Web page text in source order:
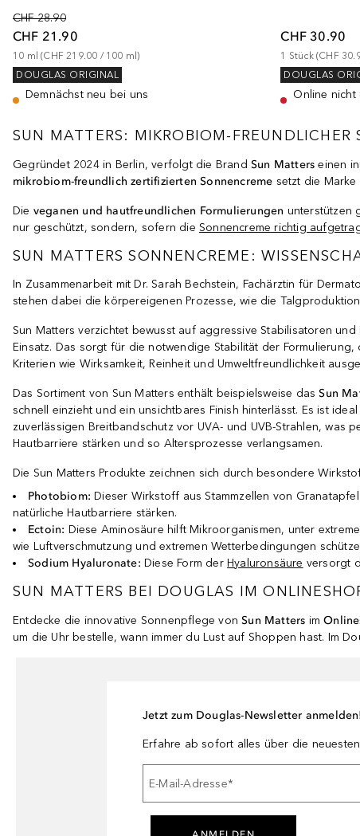
CHF 28.90
CHF 21.90
10 ml (CHF 219.00 / 100 ml)
DOUGLAS ORIGINAL
Demnächst neu bei uns
CHF 30.90
1 Stück (CHF
DOUGLAS
Online nicht
SUN MATTERS: MIKROBIOM-FREUNDLICHER
Gegründet 2024 in Berlin, verfolgt die BrandSun Matters einen
mikrobiom-freundlich zertifizierten Sonnencreme setzt die
Die veganen und hautfreundlichen Formulierungen unterstützen
nur geschützt, sondern, sofern dieSonnencreme richtig
SUN MATTERS SONNENCREME:
In Zusammenarbeit mit Dr. Sarah Bechstein, Fachärztin für
stehen dabei die körpereigenen Prozesse, wie die
Sun Matters verzichtet bewusst auf aggressive Stabilisatoren
Einsatz. Das sorgt für die notwendige Stabilität der
Kriterien wie Wirksamkeit, Reinheit und Umweltfreundlichkeit
Das Sortiment von Sun Matters enthält beispielsweise dasSun
schnell einzieht und ein unsichtbares Finish hinterlässt. Es ist
zuverlässigen Breitbandschutz vor UVA- und UVB-Strahlen, was
Hautbarriere stärken und so Altersprozesse verlangsamen.
Die Sun Matters Produkte zeichnen sich durch besondere
Photobiom:Dieser Wirkstoff aus Stammzellen von
natürliche Hautbarriere stärken.
Ectoin: Diese Aminosäure hilft Mikroorganismen, unter
wie Luftverschmutzung und extremen Wetterbedingungen
Sodium Hyaluronate:Diese Form derHyaluronsäure versorgt
SUN MATTERS BEI DOUGLAS IM
Entdecke die innovative Sonnenpflege vonSun Matters im
um die Uhr bestelle, wann immer du Lust auf Shoppen hast. Im
Jetzt zum Douglas-Newsletter
Erfahre ab sofort alles über die
E-Mail-Adresse*